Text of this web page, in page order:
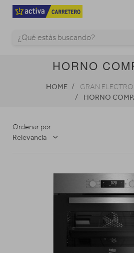
HORNO
HOME GRAN ELECTRO
HORNO
Ordenar por:
Relevancia